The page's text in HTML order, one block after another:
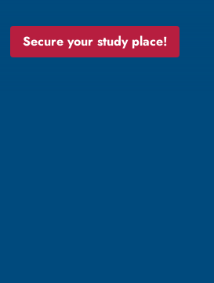
Secure your study place!